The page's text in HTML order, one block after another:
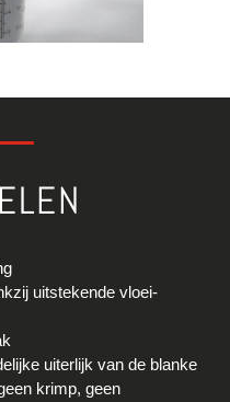
uitstekende vloei-
uiterlijk van de blanke
krimp, geen